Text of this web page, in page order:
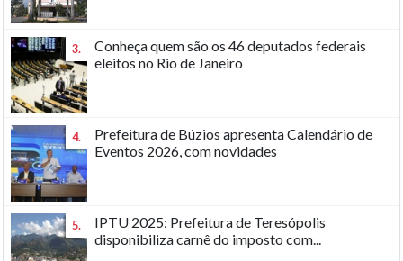
3.
Conheça quem são os 46 deputados federais
eleitos no Rio de Janeiro
4.
Prefeitura de Búzios apresenta Calendário de
Eventos 2026, com novidades
5.
IPTU 2025: Prefeitura de Teresópolis
disponibiliza carnê do imposto com...